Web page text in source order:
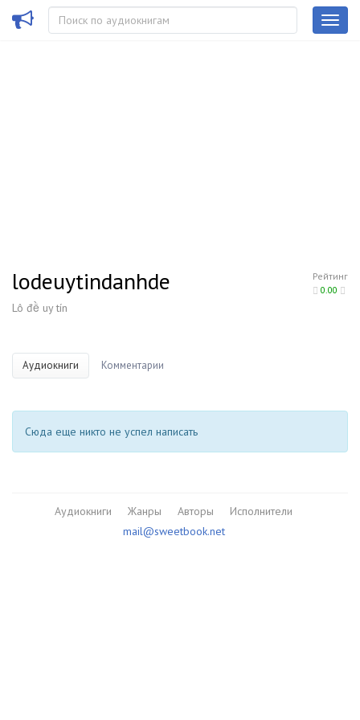
Рейтинг
0.00
lodeuytindanhde
Lô đề uy tín
Аудиокниги Комментарии
Сюда еще никто не успел написать
Аудиокниги Жанры Авторы
Исполнители
mail@sweetbook.net